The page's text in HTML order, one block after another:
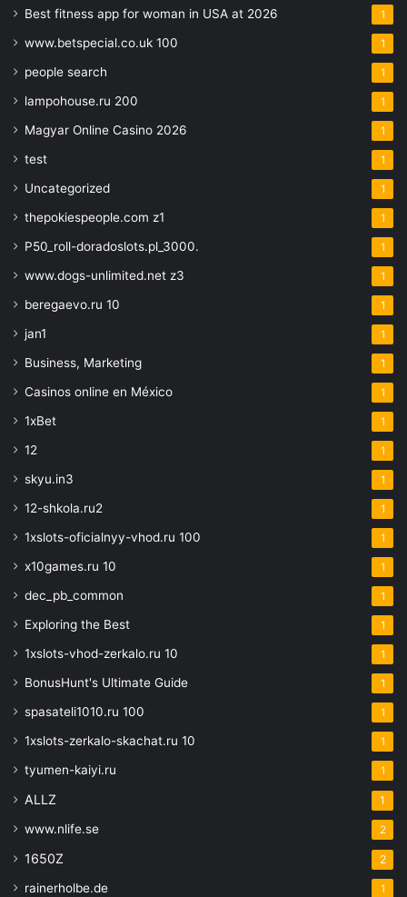
Best fitness app for woman in USA at 2026 1
www.betspecial.co.uk 100 1
people search 1
lampohouse.ru 200 1
Magyar Online Casino 2026 1
test 1
Uncategorized 1
thepokiespeople.com z1 1
P50_roll-doradoslots.pl_3000. 1
www.dogs-unlimited.net z3 1
beregaevo.ru 10 1
jan1 1
Business, Marketing 1
Casinos online en México 1
1xBet 1
12 1
skyu.in3 1
12-shkola.ru2 1
1xslots-oficialnyy-vhod.ru 100 1
x10games.ru 10 1
dec_pb_common 1
Exploring the Best 1
1xslots-vhod-zerkalo.ru 10 1
BonusHunt's Ultimate Guide 1
spasateli1010.ru 100 1
1xslots-zerkalo-skachat.ru 10 1
tyumen-kaiyi.ru 1
ALLZ 1
www.nlife.se 2
1650Z 2
rainerholbe.de 1